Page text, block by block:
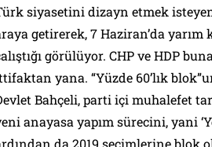
siyasetini dizayn etmek isteyen
getirerek, 7 Haziran’da
görülüyor. CHP ve HDP
yana. “Yüzde 60’lık
Bahçeli, parti içi muhalefet
anayasa yapım sürecini, yani
da 2019 seçimlerine blok